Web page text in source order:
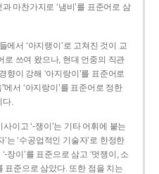
과 마찬가지로 ‘냄비’를 표준어로 삼
에서 ‘아지랭이’로 고쳐진 것이 교
로 쓰여 왔으나, 현대 언중의 직관
향이 강해 ‘아지랑이’를 표준어로
서 ‘아지랑이’를 표준어로 정한
다.
이고 ‘-쟁이’는 기타 어휘에 붙는
는 ‘수공업적인 기술자’로 한정한
장이’를 표준으로 삼고 ‘멋쟁이, 소
표준으로 삼았다. 또한 점을 치는